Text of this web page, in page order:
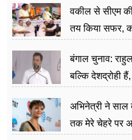
वकील से सीएम
तय किया सफर,
बंगाल चुनाव:
बल्कि देशद्रोही
अभिनेत्री ने साल
तक मेरे चेहरे पर